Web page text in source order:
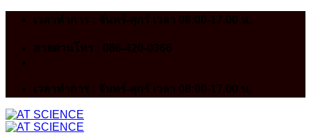
Skip
เวลาทำการ : จันทร์-ศุกร์ เวลา 08:00-17.00 น.
สายด่วนโทร : 086-420-0366
เวลาทำการ : จันทร์-ศุกร์ เวลา 08:00-17.00 น.